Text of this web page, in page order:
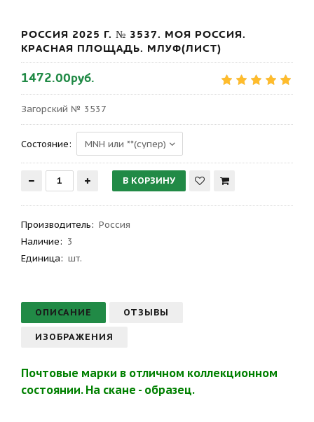
РОССИЯ 2025 Г. № 3537. МОЯ РОССИЯ.
КРАСНАЯ ПЛОЩАДЬ. МЛУФ(ЛИСТ)
1472.00руб.
Загорский № 3537
Состояние:
Производитель: Россия
Наличие: 3
Единица: шт.
ОПИСАНИЕ ОТЗЫВЫ
ИЗОБРАЖЕНИЯ
Почтовые марки в отличном коллекционном
состоянии. На скане - образец.